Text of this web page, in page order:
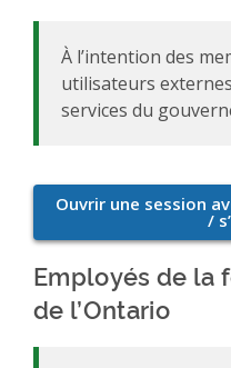
À l’intention des
utilisateurs
services du
Employés de la
de l’Ontario